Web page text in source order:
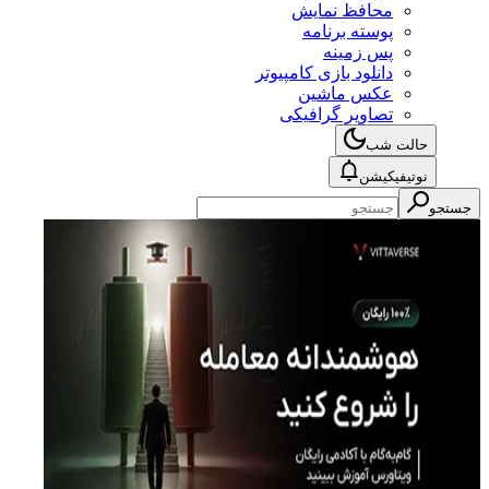
محافظ نمایش
پوسته برنامه
پس زمینه
دانلود بازی کامپیوتر
عکس ماشین
تصاویر گرافیکی
حالت شب
نوتیفیکیشن
جستجو